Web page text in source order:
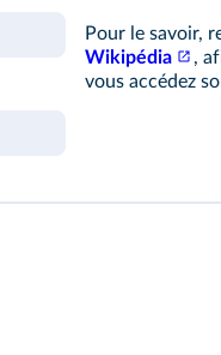
Pour le savoir,
Wikipédia
,
vous accédez